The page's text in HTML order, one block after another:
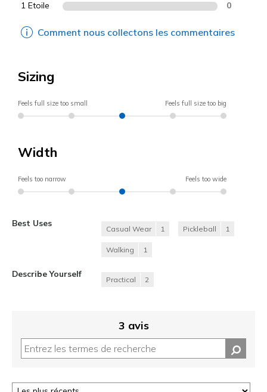
1 Etoile 0
Comment nous collectons les commentaires
Sizing
Feels full size too small Feels full size too big
Width
Feels too narrow Feels too wide
Best Uses
Casual Wear 1 Pickleball 1
Walking 1
Describe Yourself
Practical 2
3 avis